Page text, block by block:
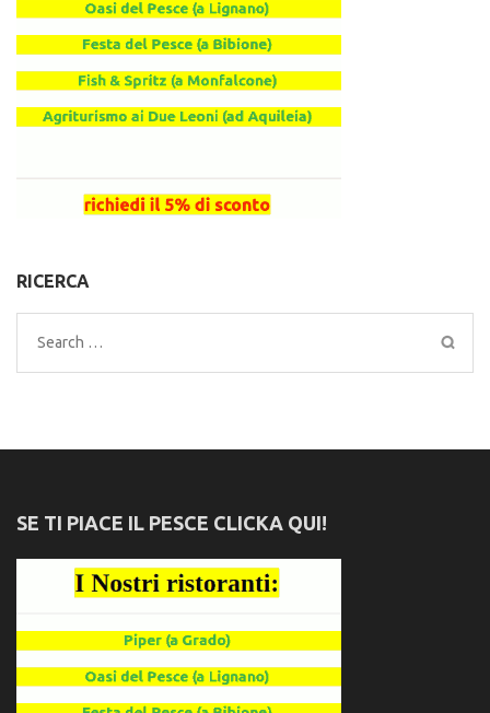
RICERCA
Search
for:
SE TI PIACE IL PESCE CLICKA QUI!